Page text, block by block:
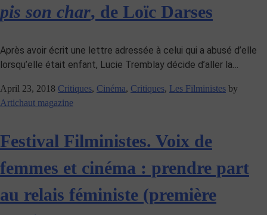
pis son char, de Loïc Darses
Après avoir écrit une lettre adressée à celui qui a abusé d’elle
lorsqu’elle était enfant, Lucie Tremblay décide d’aller la…
April 23, 2018 Critiques, Cinéma, Critiques, Les Filministes by
Artichaut magazine
Festival Filministes. Voix de
femmes et cinéma : prendre part
au relais féministe (première